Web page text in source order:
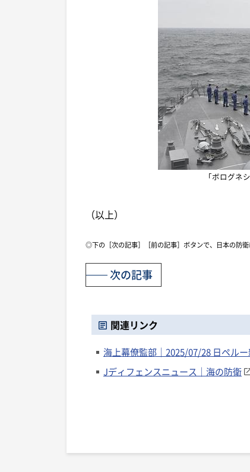
「ボログ
（以上）
◎下の［次の記事］［前の記事］ボタンで、日本の防
次の記事
関連リンク
海上幕僚監部｜2025/07/28 日ペル
Jディフェンスニュース｜海の防衛